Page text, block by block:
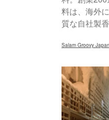
料は、海外
質な自社製
Salam Groovy